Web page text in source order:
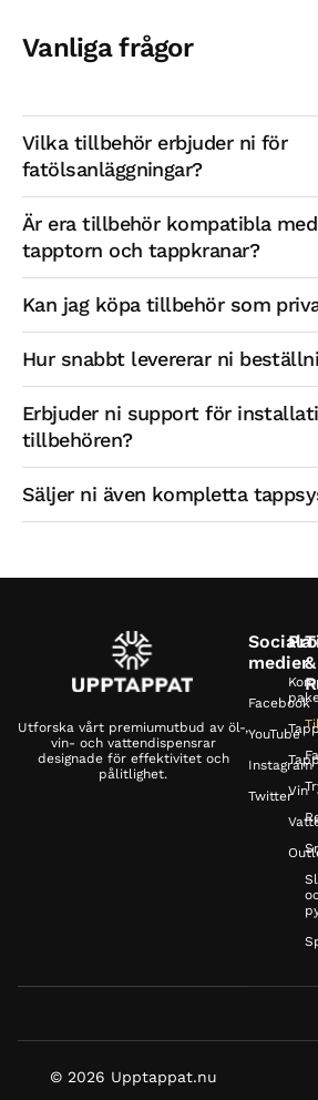
Vanliga frågor
Vilka tillbehör erbjuder ni för
fatölsanläggningar?
Är era tillbehör kompatibla
tapptorn och tappkranar?
Kan jag köpa tillbehör som
Hur snabbt levererar ni
Erbjuder ni support för
tillbehören?
Säljer ni även kompletta
Utforska vårt premiumutbud av öl-,
vin- och vattendispensrar
designade för effektivitet och
pålitlighet.
Sociala
medier
Facebook
YouTube
Instagram
TwitterVin
&
© 2026 Upptappat.nu